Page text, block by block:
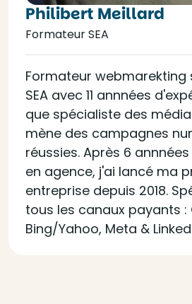
Philibert Meillard
Formateur SEA
Formateur webmarekting
SEA avec 11 annnées
que spécialiste des
mène des campagnes
réussies. Après 6
en agence, j'ai lancé ma
entreprise depuis 2018.
tous les canaux payants :
Bing/Yahoo, Meta &